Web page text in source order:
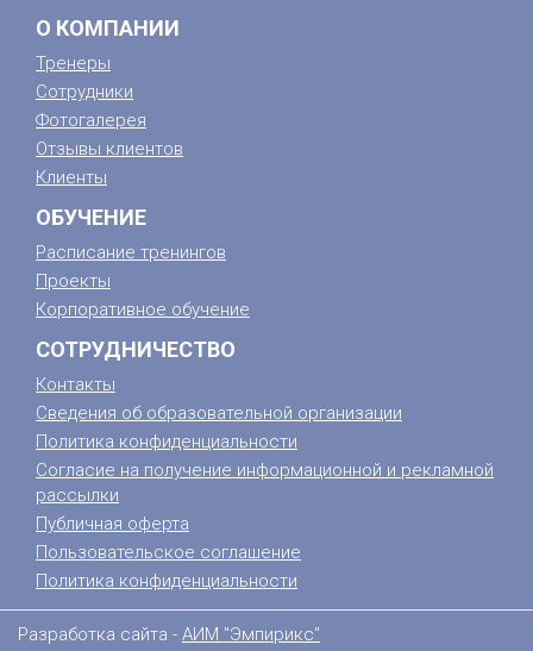
О КОМПАНИИ
Тренеры
Сотрудники
Фотогалерея
Отзывы клиентов
Клиенты
ОБУЧЕНИЕ
Расписание тренингов
Проекты
Корпоративное обучение
СОТРУДНИЧЕСТВО
Контакты
Сведения об образовательной организации
Политика конфиденциальности
Согласие на получение информационной и рекламной
рассылки
Публичная оферта
Пользовательское соглашение
Политика конфиденциальности
Разработка сайта - АИМ "Эмпирикс"